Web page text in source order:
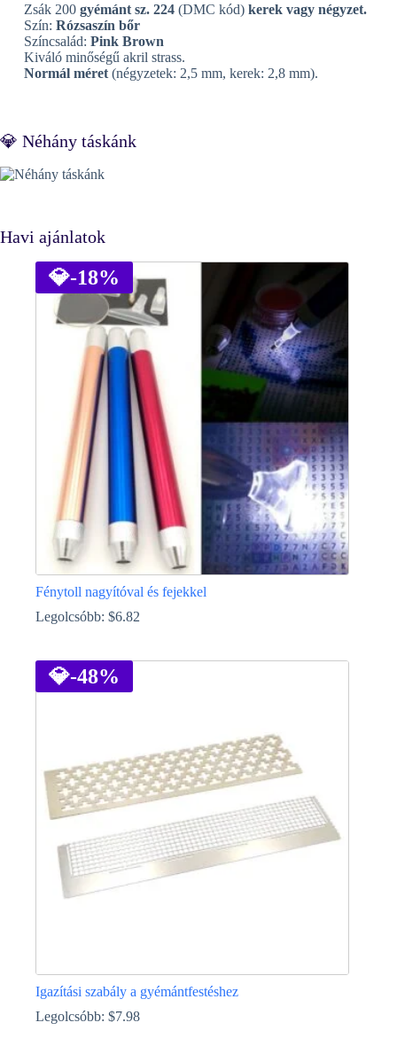
Zsák 200 gyémánt sz. 224(DMC kód) kerek vagy négyzet.
Szín: Rózsaszín bőr
Színcsalád: Pink Brown
Kiváló minőségű akril strass.
Normál méret(négyzetek: 2,5 mm, kerek: 2,8 mm).
💎 Néhány táskánk
Havi ajánlatok
💎-18%
Fénytoll nagyítóval és fejekkel
Legolcsóbb: $6.82
a
terméknek
több
termékoldalon
választhatók
💎-48%
Igazítási szabály a gyémántfestéshez
Legolcsóbb: $7.98